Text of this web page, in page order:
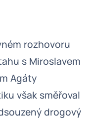
rozhovoru
s Miroslavem
Agáty
však směřoval
drogový